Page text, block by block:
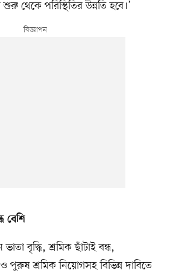
থেকে পরিস্থিতির উন্নতি হবে।’
বেশি
বৃদ্ধি, শ্রমিক ছাঁটাই বন্ধ,
পুরুষ শ্রমিক নিয়োগসহ বিভিন্ন দাবিতে